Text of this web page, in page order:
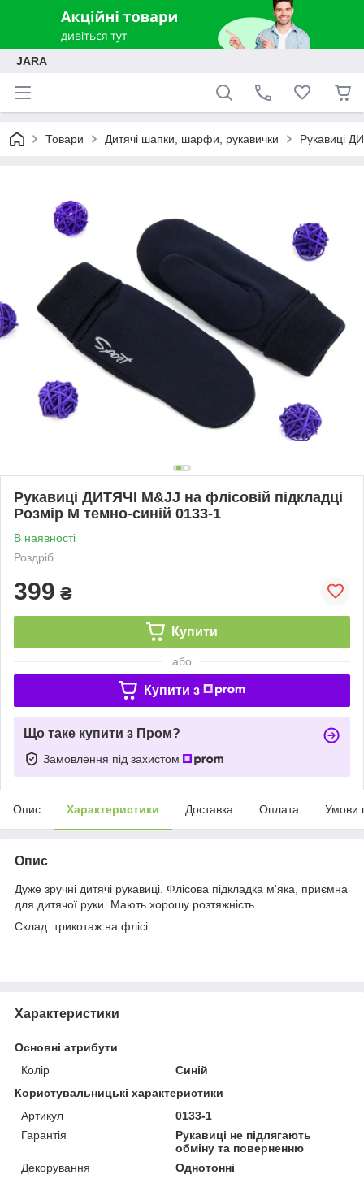
JARA
Товари Дитячі шапки, шарфи, рукавички Рукавиці
Рукавиці ДИТЯЧІ M&JJ на флісовій підкладці
Розмір M темно-синій 0133-1
В наявності
Роздріб
399 ₴
Купити
або
Купити з
Що таке купити з Пром?
Замовлення під захистом
Опис Характеристики Доставка Оплата Умови
Опис
Дуже зручні дитячі рукавиці. Флісова підкладка м'яка, приємна
для дитячої руки. Мають хорошу розтяжність.
Склад: трикотаж на флісі
Характеристики
Основні атрибути
Колір
Синій
Користувальницькі характеристики
Артикул
0133-1
Гарантія
Рукавиці не підлягають
обміну та поверненню
Декорування
Однотонні